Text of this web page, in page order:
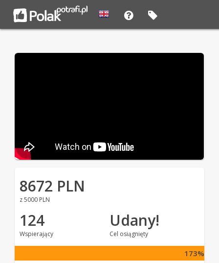
8672 PLN
z 5000 PLN
124
Wspierający
Udany!
Cel osiągnięty
173%